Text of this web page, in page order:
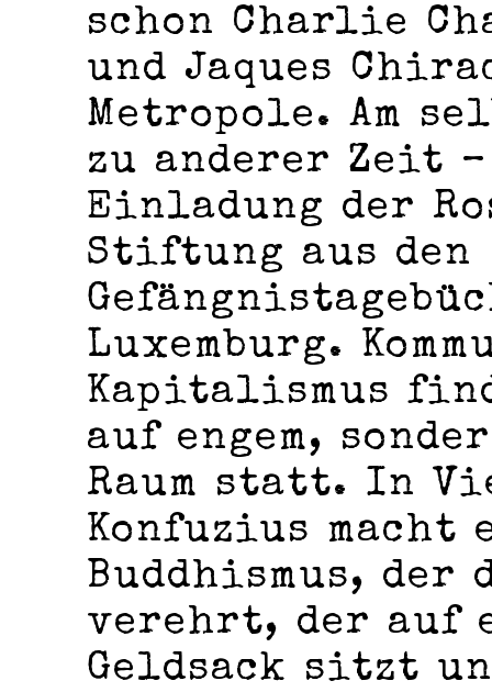
schon Charlie
und Jaques
Metropole. Am
zu anderer Zeit
Einladung der
Stiftung aus den
Luxemburg.
Kapitalismus
auf engem,
Raum statt. In
Konfuzius macht
Buddhismus, der
verehrt, der auf
Geldsack sitzt